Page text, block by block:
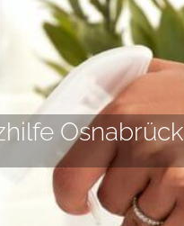
Osnabrück